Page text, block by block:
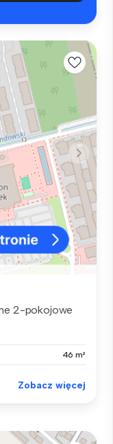
2-pokojowe
46 m²
Zobacz więcej